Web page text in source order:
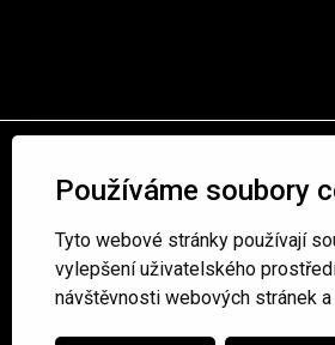
Používáme soubory
Tyto webové stránky používají
vylepšení uživatelského
návštěvnosti webových stránek